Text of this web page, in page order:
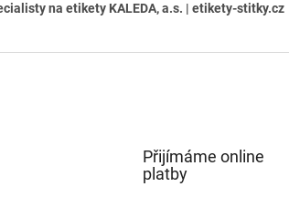
na etikety KALEDA, a.s. | etikety-stitky.cz
Přijímáme online
platby